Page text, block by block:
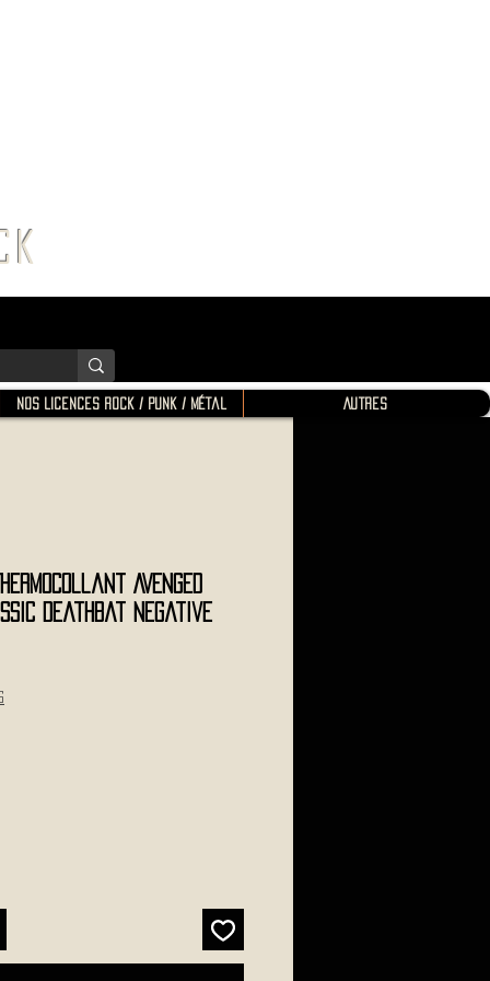
Nos Licences Rock / Punk / Métal Autres
AVENGED
Deathbat Negative